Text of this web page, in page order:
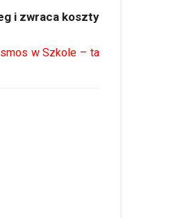
i zwraca koszty
w Szkole – ta